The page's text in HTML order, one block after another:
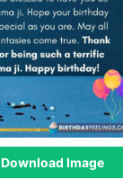
Download Image